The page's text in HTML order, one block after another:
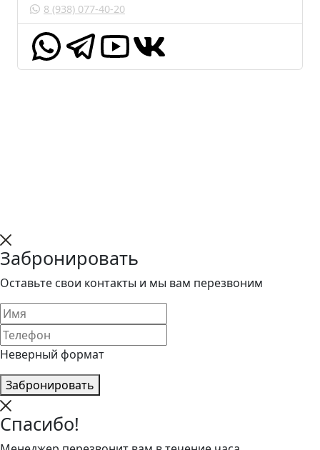
8 (938) 077-40-20
Забронировать
Оставьте свои контакты и мы вам перезвоним
Неверный формат
Забронировать
Спасибо!